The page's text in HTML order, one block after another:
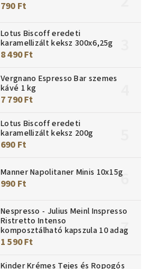
790 Ft
Lotus Biscoff eredeti
karamellizált keksz 300x6,25g
8 490 Ft
Vergnano Espresso Bar szemes
kávé 1 kg
7 790 Ft
Lotus Biscoff eredeti
karamellizált keksz 200g
690 Ft
Manner Napolitaner Minis 10x15g
990 Ft
Nespresso - Julius Meinl Inspresso
Ristretto Intenso
komposztálható kapszula 10 adag
1 590 Ft
Kinder Krémes Tejes és Ropogós